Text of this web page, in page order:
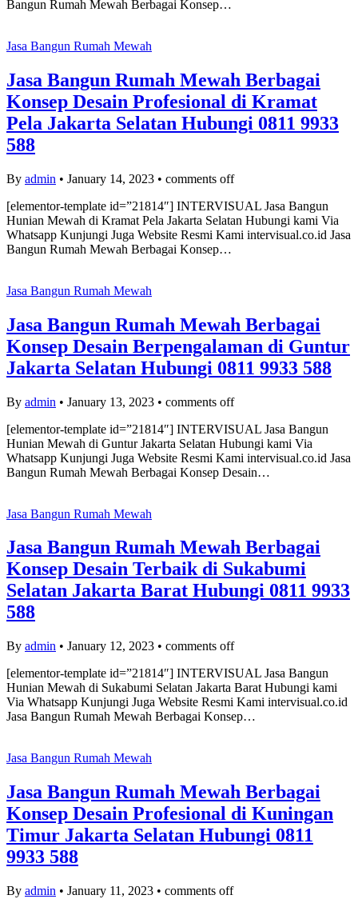
Bangun Rumah Mewah Berbagai Konsep…
Jasa Bangun Rumah Mewah
Jasa Bangun Rumah Mewah Berbagai
Konsep Desain Profesional di Kramat
Pela Jakarta Selatan Hubungi 0811 9933
588
By admin • January 14, 2023 • comments off
[elementor-template id=”21814″] INTERVISUAL Jasa Bangun
Hunian Mewah di Kramat Pela Jakarta Selatan Hubungi kami Via
Whatsapp Kunjungi Juga Website Resmi Kami intervisual.co.id Jasa
Bangun Rumah Mewah Berbagai Konsep…
Jasa Bangun Rumah Mewah
Jasa Bangun Rumah Mewah Berbagai
Konsep Desain Berpengalaman di Guntur
Jakarta Selatan Hubungi 0811 9933 588
By admin • January 13, 2023 • comments off
[elementor-template id=”21814″] INTERVISUAL Jasa Bangun
Hunian Mewah di Guntur Jakarta Selatan Hubungi kami Via
Whatsapp Kunjungi Juga Website Resmi Kami intervisual.co.id Jasa
Bangun Rumah Mewah Berbagai Konsep Desain…
Jasa Bangun Rumah Mewah
Jasa Bangun Rumah Mewah Berbagai
Konsep Desain Terbaik di Sukabumi
Selatan Jakarta Barat Hubungi 0811 9933
588
By admin • January 12, 2023 • comments off
[elementor-template id=”21814″] INTERVISUAL Jasa Bangun
Hunian Mewah di Sukabumi Selatan Jakarta Barat Hubungi kami
Via Whatsapp Kunjungi Juga Website Resmi Kami intervisual.co.id
Jasa Bangun Rumah Mewah Berbagai Konsep…
Jasa Bangun Rumah Mewah
Jasa Bangun Rumah Mewah Berbagai
Konsep Desain Profesional di Kuningan
Timur Jakarta Selatan Hubungi 0811
9933 588
By admin • January 11, 2023 • comments off